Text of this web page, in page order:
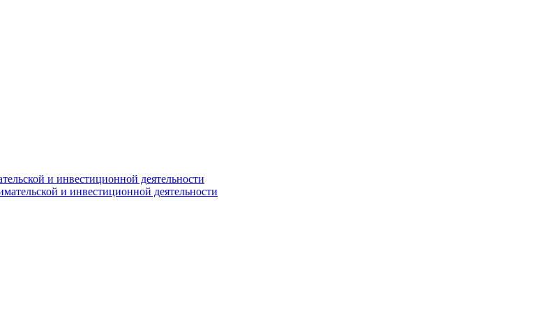
и инвестиционной деятельности
и инвестиционной деятельности